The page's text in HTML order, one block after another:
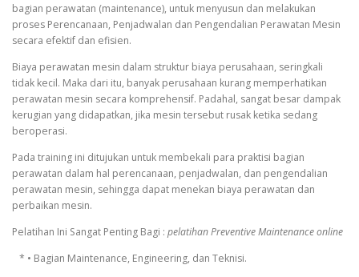
bagian perawatan (maintenance), untuk menyusun dan melakukan
proses Perencanaan, Penjadwalan dan Pengendalian Perawatan Mesin
secara efektif dan efisien.
Biaya perawatan mesin dalam struktur biaya perusahaan, seringkali
tidak kecil. Maka dari itu, banyak perusahaan kurang memperhatikan
perawatan mesin secara komprehensif. Padahal, sangat besar dampak
kerugian yang didapatkan, jika mesin tersebut rusak ketika sedang
beroperasi.
Pada training ini ditujukan untuk membekali para praktisi bagian
perawatan dalam hal perencanaan, penjadwalan, dan pengendalian
perawatan mesin, sehingga dapat menekan biaya perawatan dan
perbaikan mesin.
Pelatihan Ini Sangat Penting Bagi : pelatihan Preventive Maintenance online
* • Bagian Maintenance, Engineering, dan Teknisi.